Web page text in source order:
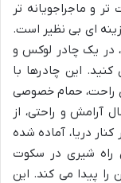
و ماجراجویانه تر
ای بی نظیر است.
در یک چادر لوکس و
این چادرها با
راحت، حمام خصوصی
آرامش و راحتی، از
دریا، آماده شده
راه شیری در سکوت
پیدا می کند. این